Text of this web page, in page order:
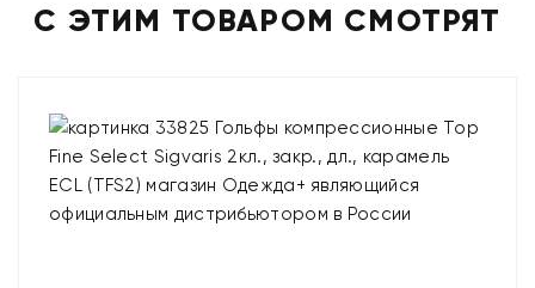
С ЭТИМ ТОВАРОМ СМОТРЯТ